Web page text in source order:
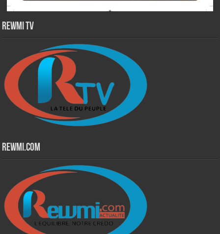
Rewmi TV
Rewmi.Com